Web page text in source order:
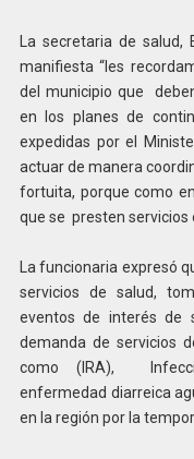
La secretaria de salud,
manifiesta “les
del municipio que
en los planes de
expedidas por el
actuar de manera
fortuita, porque como
que se presten servicios
La funcionaria expresó
servicios de salud,
eventos de interés
demanda de servicios
como (IRA),
enfermedad diarreica
en la región por la